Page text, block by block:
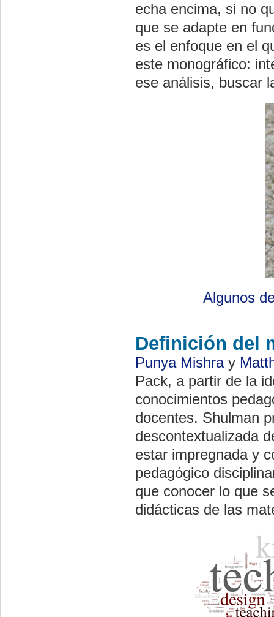
echa encima, si no
que se adapte en
es el enfoque en el
este monográfico:
ese análisis, buscar
Algunos
Definición del
Punya Mishray
Pack, a partir de la
conocimientos
docentes. Shulman
descontextualizada
estar impregnada y
pedagógico
que conocer lo que
didácticas de las